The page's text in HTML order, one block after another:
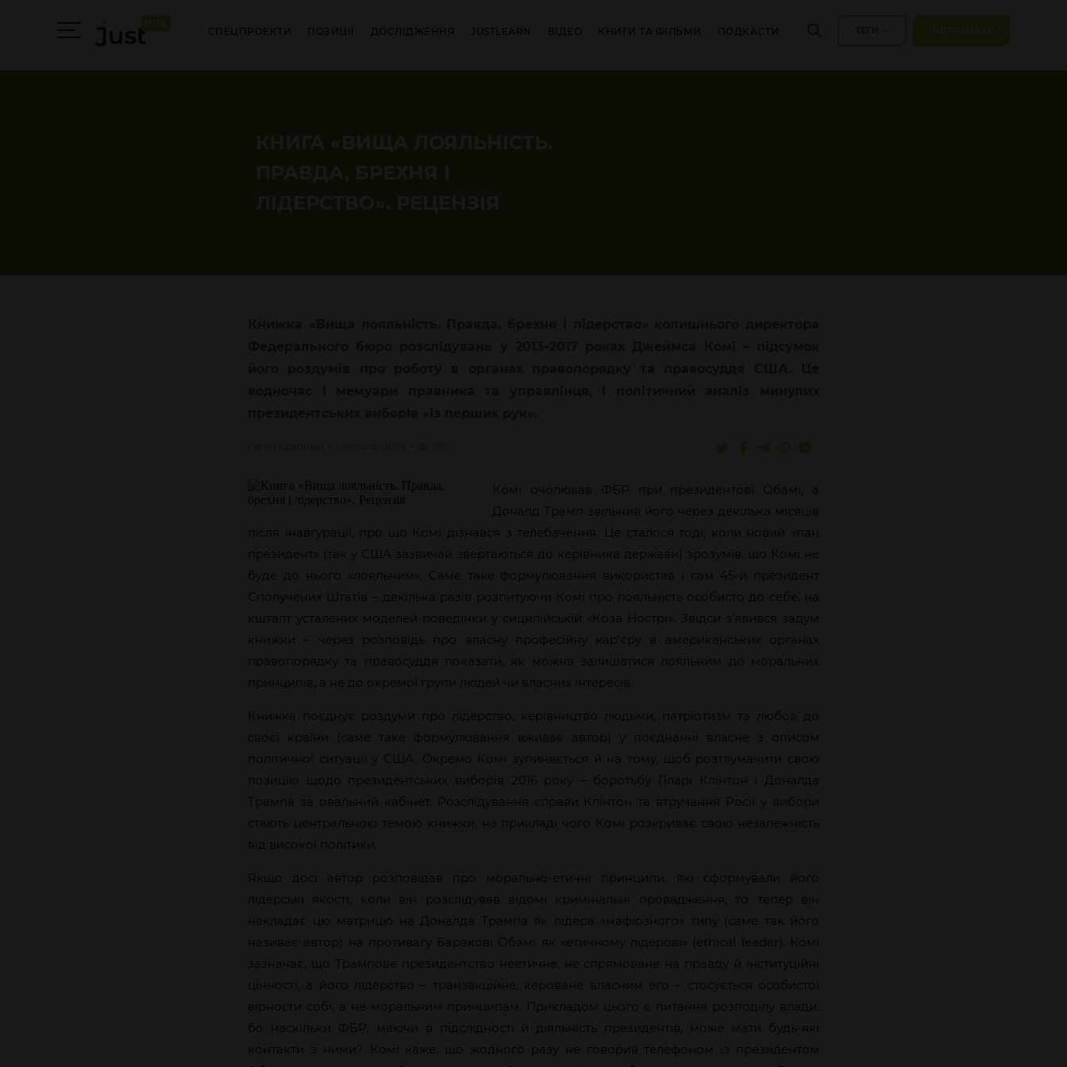
СПЕЦПРОЕКТИ ПОЗИЦІЇ ДОСЛІДЖЕННЯ JUSTLEARN ВІДЕО КНИГИ ТА ФІЛЬМИ ПОДКАСТИ
Комі очолював ФБР при президентові Обамі, а
Доналд Трамп звільнив його через декілька місяців
після інавґурації, про що Комі дізнався з телебачення. Це сталося тоді, коли новий «пан
президент» (так у США зазвичай звертаються до керівника держави) зрозумів, що Комі не
буде до нього «лояльним». Саме таке формулювання використав і сам 45-й президент
Сполучених Штатів – декілька разів розпитуючи Комі про лояльність особисто до себе, на
кшталт усталених моделей поведінки у сицилійській «Коза Нострі». Звідси з’явився задум
книжки – через розповідь про власну професійну кар’єру в американських органах
правопорядку та правосуддя показати, як можна залишатися лояльним до моральних
принципів, а не до окремої групи людей чи власних інтересів.
Книжка поєднує роздуми про лідерство, керівництво людьми, патріотизм та любов до
своєї країни (саме таке формулювання вживає автор) у поєднанні власне з описом
політичної ситуації у США. Окремо Комі зупиняється й на тому, щоб розтлумачити свою
позицію щодо президентських виборів 2016 року – боротьбу Гіларі Клінтон і Доналда
Трампа за овальний кабінет. Розслідування справи Клінтон та втручання Росії у вибори
стають центральною темою книжки, на прикладі чого Комі розкриває свою незалежність
від високої політики.
Якщо досі автор розповідав про морально-етичні принципи, які сформували його
лідерські якості, коли він розслідував відомі кримінальні провадження, то тепер він
накладає цю матрицю на Доналда Трампа як лідера «мафіозного» типу (саме так його
називає автор) на противагу Баракові Обамі як «етичному лідерові» (ethical leader). Комі
зазначає, що Трампове президентство неетичне, не спрямоване на правду й інституційні
цінності, а його лідерство – транзакційне, кероване власним еґо – стосується особистої
вірности собі, а не моральним принципам. Прикладом цього є питання розподілу влади:
бо наскільки ФБР, маючи в підслідності й діяльність президентів, може мати будь-які
контакти з ними? Комі каже, що жодного разу не говорив телефоном із президентом